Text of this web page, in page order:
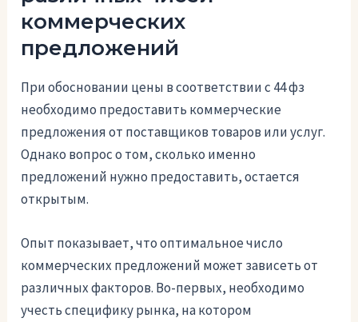
коммерческих
предложений
При обосновании цены в соответствии с 44 фз
необходимо предоставить коммерческие
предложения от поставщиков товаров или услуг.
Однако вопрос о том, сколько именно
предложений нужно предоставить, остается
открытым.
Опыт показывает, что оптимальное число
коммерческих предложений может зависеть от
различных факторов. Во-первых, необходимо
учесть специфику рынка, на котором